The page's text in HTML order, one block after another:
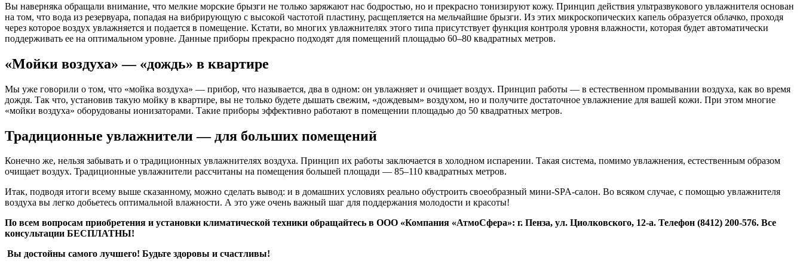
Вы наверняка обращали внимание, что мелкие морские брызги не только заряжают нас бодростью, но и прекрасно тонизируют кожу. Принцип действия ультразвукового увлажнителя основан
на том, что вода из резервуара, попадая на вибрирующую с высокой частотой пластину, расщепляется на мельчайшие брызги. Из этих микроскопических капель образуется облачко, проходя
через которое воздух увлажняется и подается в помещение. Кстати, во многих увлажнителях этого типа присутствует функция контроля уровня влажности, которая будет автоматически
поддерживать ее на оптимальном уровне. Данные приборы прекрасно подходят для помещений площадью 60–80 квадратных метров.
«Мойки воздуха» — «дождь» в квартире
Мы уже говорили о том, что «мойка воздуха» — прибор, что называется, два в одном: он увлажняет и очищает воздух. Принцип работы — в естественном промывании воздуха, как во время
дождя. Так что, установив такую мойку в квартире, вы не только будете дышать свежим, «дождевым» воздухом, но и получите достаточное увлажнение для вашей кожи. При этом многие
«мойки воздуха» оборудованы ионизаторами. Такие приборы эффективно работают в помещении площадью до 50 квадратных метров.
Традиционные увлажнители — для больших помещений
Конечно же, нельзя забывать и о традиционных увлажнителях воздуха. Принцип их работы заключается в холодном испарении. Такая система, помимо увлажнения, естественным образом
очищает воздух. Традиционные увлажнители рассчитаны на помещения большей площади — 85–110 квадратных метров.
Итак, подводя итоги всему выше сказанному, можно сделать вывод: и в домашних условиях реально обустроить своеобразный мини-SPA-салон. Во всяком случае, с помощью увлажнителя
воздуха вы легко добьетесь оптимальной влажности. А это уже очень важный шаг для поддержания молодости и красоты!
По всем вопросам приобретения и установки климатической техники обращайтесь в ООО «Компания «АтмоСфера»: г. Пенза, ул. Циолковского, 12-а. Телефон (8412) 200-576. Все
консультации БЕСПЛАТНЫ!
Вы достойны самого лучшего! Будьте здоровы и счастливы!